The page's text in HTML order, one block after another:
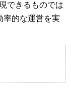
できるものでは
率的な運営を実